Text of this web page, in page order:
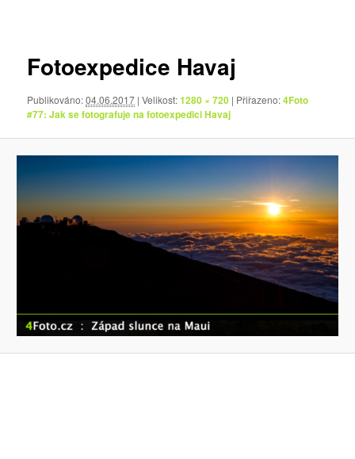
Fotoexpedice Havaj
Publikováno:04.06.2017 | Velikost:1280 × 720 | Přiřazeno:4Foto
#77: Jak se fotografuje na fotoexpedici Havaj